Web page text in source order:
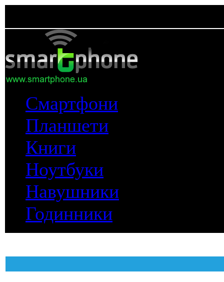
Смартфони
Планшети
Книги
Ноутбуки
Навушники
Годинники